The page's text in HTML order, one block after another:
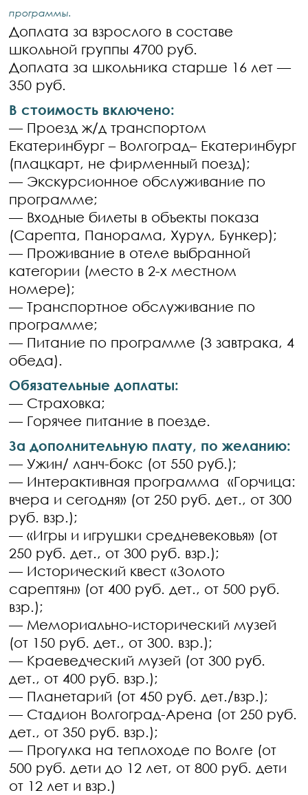
программы.
Доплата за взрослого в составе
школьной группы 4700 руб.
Доплата за школьника старше 16 лет —
350 руб.
В стоимость включено:
— Проезд ж/д транспортом
Екатеринбург – Волгоград– Екатеринбург
(плацкарт, не фирменный поезд);
— Экскурсионное обслуживание по
программе;
— Входные билеты в объекты показа
(Сарепта, Панорама, Хурул, Бункер);
— Проживание в отеле выбранной
категории (место в 2-х местном
номере);
— Транспортное обслуживание по
программе;
— Питание по программе (3 завтрака, 4
обеда).
Обязательные доплаты:
— Страховка;
— Горячее питание в поезде.
За дополнительную плату, по желанию:
— Ужин/ ланч-бокс (от 550 руб.);
— Интерактивная программа «Горчица:
вчера и сегодня» (от 250 руб. дет., от 300
руб. взр.);
— «Игры и игрушки средневековья» (от
250 руб. дет., от 300 руб. взр.);
— Исторический квест «Золото
сарептян» (от 400 руб. дет., от 500 руб.
взр.);
— Мемориально-исторический музей
(от 150 руб. дет., от 300. взр.);
— Краеведческий музей (от 300 руб.
дет., от 400 руб. взр.);
— Планетарий (от 450 руб. дет./взр.);
— Стадион Волгоград-Арена (от 250 руб.
дет., от 350 руб. взр.);
— Прогулка на теплоходе по Волге (от
500 руб. дети до 12 лет, от 800 руб. дети
от 12 лет и взр.)